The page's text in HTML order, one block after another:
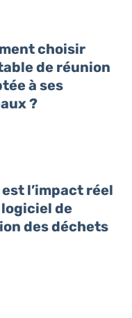
choisir
de réunion
à ses
?
est l’impact réel
logiciel de
des déchets